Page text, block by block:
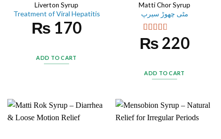
Liverton Syrup
Treatment of Viral Hepatitis
₨ 170
ADD TO CART
Matti Chor Syrup
مٹی چھوڑ سیرپ
Rated
2.50
₨ 220
ADD TO CART